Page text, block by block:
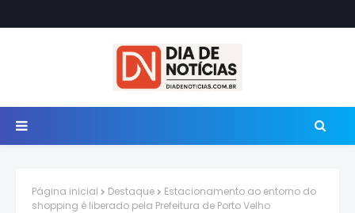
Página inicial Destaque
Estacionamento ao entorno do
shopping é liberado pela Prefeitura de Porto Velho